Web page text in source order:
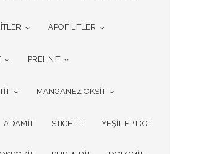
APOFİLİTLER
PREHNİT
MANGANEZ OKSİT
ADAMİT STICHTIT YEŞİL EPİDOT